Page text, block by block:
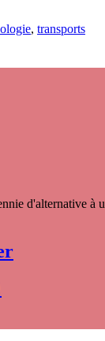
, transports
d'alternative à